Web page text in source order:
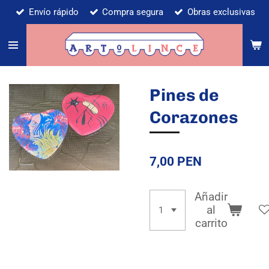
contenido
Envío rápido Compra segura Obras exclusivas
Pines de
Corazones
7,00 PEN
Añadir
al
carrito